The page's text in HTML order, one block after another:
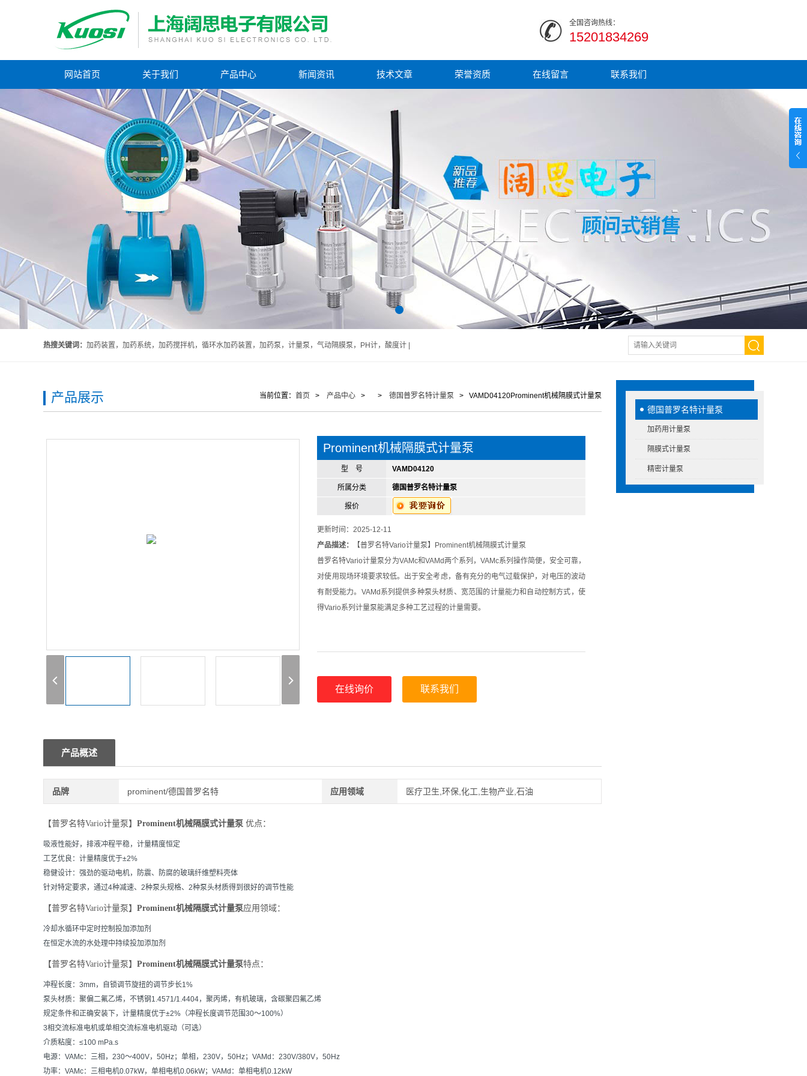
全国咨询热线：
15201834269
网站首页 关于我们 产品中心 新闻资讯 技术文章 荣誉资质 在线留言 联系我们
热搜关键词： 加药装置，加药系统，加药搅拌机，循环水加药装置，加药泵，计量泵，气动隔膜泵，PH计，酸度计 |
德国普罗名特计量泵
加药用计量泵
隔膜式计量泵
精密计量泵
当前位置： 首页 > 产品中心 > > 德国普罗名特计量泵 > VAMD04120Prominent机械隔膜式计量泵
产品展示
Prominent机械隔膜式计量泵
型 号 VAMD04120
所属分类 德国普罗名特计量泵
报价
更新时间：2025-12-11
产品描述：
【普罗名特Vario计量泵】Prominent机械隔膜式计量泵
普罗名特Vario计量泵分为VAMc和VAMd两个系列，VAMc系列操作简便，安全可靠，
对使用现场环境要求较低。出于安全考虑，备有充分的电气过载保护，对电压的波动
有耐受能力。VAMd系列提供多种泵头材质、宽范围的计量能力和自动控制方式，使
得Vario系列计量泵能满足多种工艺过程的计量需要。
在线询价 联系我们
产品概述
品牌 prominent/德国普罗名特 应用领域 医疗卫生,环保,化工,生物产业,石油
【普罗名特Vario计量泵】 Prominent机械隔膜式计量泵 优点：
吸液性能好，排液冲程平稳，计量精度恒定
工艺优良：计量精度优于±2%
稳健设计：强劲的驱动电机，防震、防腐的玻璃纤维塑料壳体
针对特定要求，通过4种减速、2种泵头规格、2种泵头材质得到很好的调节性能
【普罗名特Vario计量泵】 Prominent机械隔膜式计量泵应用领域：
冷却水循环中定时控制投加添加剂
在恒定水流的水处理中持续投加添加剂
【普罗名特Vario计量泵】 Prominent机械隔膜式计量泵特点：
冲程长度：3mm，自锁调节旋扭的调节步长1%
泵头材质：聚偏二氟乙烯，不锈钢1.4571/1.4404，聚丙烯，有机玻璃，含碳聚四氟乙烯
规定条件和正确安装下，计量精度优于±2%（冲程长度调节范围30～100%）
3相交流标准电机或单相交流标准电机驱动（可选）
介质粘度：≤100 mPa.s
电源：VAMc：三相，230～400V，50Hz；单相，230V，50Hz；VAMd：230V/380V，50Hz
功率：VAMc：三相电机0.07kW，单相电机0.06kW；VAMd：单相电机0.12kW